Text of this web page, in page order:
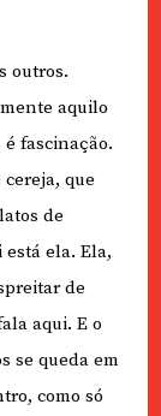
outros.
aquilo
fascinação.
que
de
ela. Ela,
de
aqui. E o
se queda em
como só